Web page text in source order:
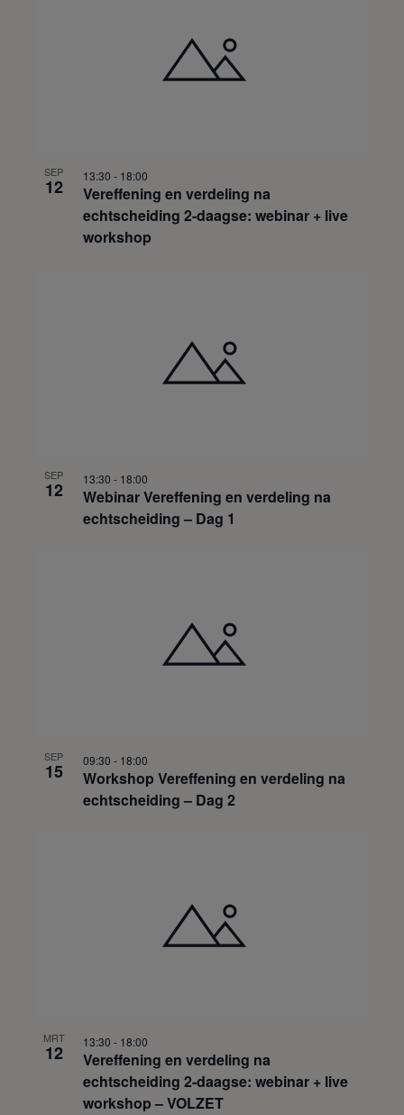
SEP
12
Vereffening en verdeling na
echtscheiding 2-daagse: webinar + live
workshop
13:30 - 18:00
SEP
12
Webinar Vereffening en verdeling na
echtscheiding – Dag 1
13:30 - 18:00
SEP
15
Workshop Vereffening en verdeling na
echtscheiding – Dag 2
09:30 - 18:00
MRT
12
Vereffening en verdeling na
echtscheiding 2-daagse: webinar + live
workshop – VOLZET
13:30 - 18:00